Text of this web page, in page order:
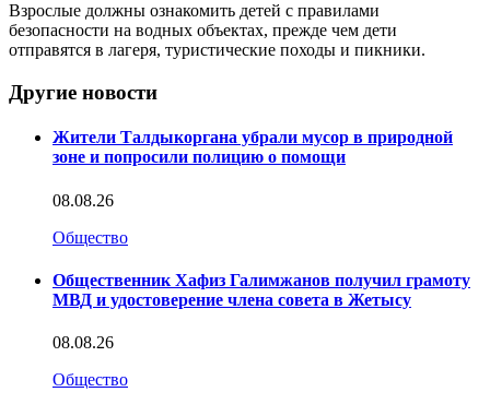
Взрослые должны ознакомить детей с правилами
безопасности на водных объектах, прежде чем дети
отправятся в лагеря, туристические походы и пикники.
Другие новости
Жители Талдыкоргана убрали мусор в природной
зоне и попросили полицию о помощи
08.08.26
Общество
Общественник Хафиз Галимжанов получил грамоту
МВД и удостоверение члена совета в Жетысу
08.08.26
Общество